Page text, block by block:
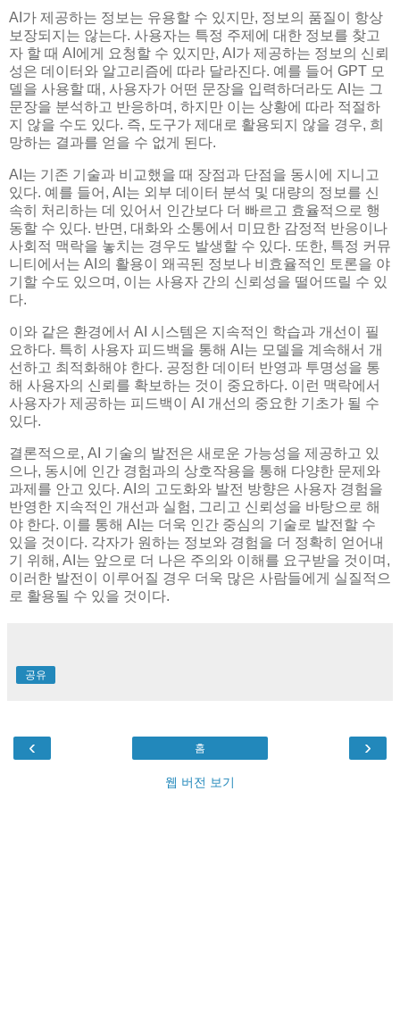
AI가 제공하는 정보는 유용할 수 있지만, 정보의 품질이 항상
보장되지는 않는다. 사용자는 특정 주제에 대한 정보를 찾고
자 할 때 AI에게 요청할 수 있지만, AI가 제공하는 정보의 신뢰
성은 데이터와 알고리즘에 따라 달라진다. 예를 들어 GPT 모
델을 사용할 때, 사용자가 어떤 문장을 입력하더라도 AI는 그
문장을 분석하고 반응하며, 하지만 이는 상황에 따라 적절하
지 않을 수도 있다. 즉, 도구가 제대로 활용되지 않을 경우, 희
망하는 결과를 얻을 수 없게 된다.
AI는 기존 기술과 비교했을 때 장점과 단점을 동시에 지니고
있다. 예를 들어, AI는 외부 데이터 분석 및 대량의 정보를 신
속히 처리하는 데 있어서 인간보다 더 빠르고 효율적으로 행
동할 수 있다. 반면, 대화와 소통에서 미묘한 감정적 반응이나
사회적 맥락을 놓치는 경우도 발생할 수 있다. 또한, 특정 커뮤
니티에서는 AI의 활용이 왜곡된 정보나 비효율적인 토론을 야
기할 수도 있으며, 이는 사용자 간의 신뢰성을 떨어뜨릴 수 있
다.
이와 같은 환경에서 AI 시스템은 지속적인 학습과 개선이 필
요하다. 특히 사용자 피드백을 통해 AI는 모델을 계속해서 개
선하고 최적화해야 한다. 공정한 데이터 반영과 투명성을 통
해 사용자의 신뢰를 확보하는 것이 중요하다. 이런 맥락에서
사용자가 제공하는 피드백이 AI 개선의 중요한 기초가 될 수
있다.
결론적으로, AI 기술의 발전은 새로운 가능성을 제공하고 있
으나, 동시에 인간 경험과의 상호작용을 통해 다양한 문제와
과제를 안고 있다. AI의 고도화와 발전 방향은 사용자 경험을
반영한 지속적인 개선과 실험, 그리고 신뢰성을 바탕으로 해
야 한다. 이를 통해 AI는 더욱 인간 중심의 기술로 발전할 수
있을 것이다. 각자가 원하는 정보와 경험을 더 정확히 얻어내
기 위해, AI는 앞으로 더 나은 주의와 이해를 요구받을 것이며,
이러한 발전이 이루어질 경우 더욱 많은 사람들에게 실질적으
로 활용될 수 있을 것이다.
공유
‹ ›
홈
웹 버전 보기